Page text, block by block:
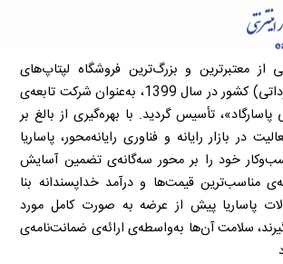
از معتبرترین و بزرگ‌ترین فروشگاه لپتاپ‌های
استوک (غیرآکبند وارداتی) کشور در سال 1399، به‌عنوان شرکت تابعه‌ی
پاسارگاد»، تأسیس گردید. با بهره‌گیری از بالغ بر
در بازار رایانه و فناوری رایانه‌محور، پاساریا
خود را بر محور سه‌گانه‌ی تضمین آسایش
مناسب‌ترین قیمت‌ها و درآمد خداپسندانه بنا
پاساریا پیش از عرضه به صورت کامل مورد
سلامت آن‌ها به‌واسطه‌ی ارائه‌ی ضمانت‌نامه‌ی